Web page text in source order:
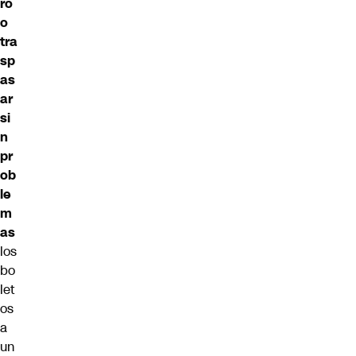
o
tra
sp
as
ar
si
n
pr
ob
le
m
as
los
bo
let
os
a
un